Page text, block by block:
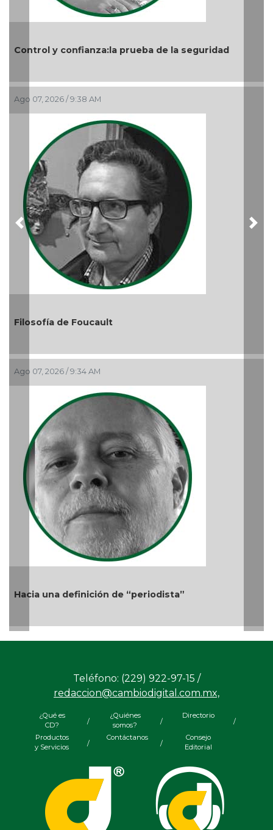
Nuevo ciclo en la UAT
Ago 05, 2026 / 9:04 PM
El debate de la Protección de los Derechos de las
Audiencias
Ago 05, 2026 / 11:33 AM
Más cambios en el gobierno de AVA